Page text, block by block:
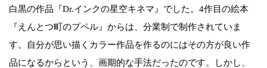
白黒の作品『Dr.インクの星空キネマ』でした。4作目の絵本
『えんとつ町のプペル』からは、分業制で制作されていま
す。自分が思い描くカラー作品を作るのにはその方が良い作
品になるからという、画期的な手法だったのです。しかし、